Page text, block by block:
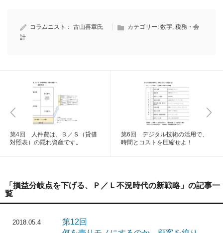
コラムニスト： 古山喜章氏 カテゴリー: 数字, 税務・会
計
第4回 人件費は、Ｂ／Ｓ（貸借
対照表）の隠れ資産です。
第6回 デジタル技術の活用で、
時間とコストを圧縮せよ！
「損益分岐点を下げる、Ｐ／Ｌ不況時代の新戦略」の記事一
覧
2018.05.4
第12回